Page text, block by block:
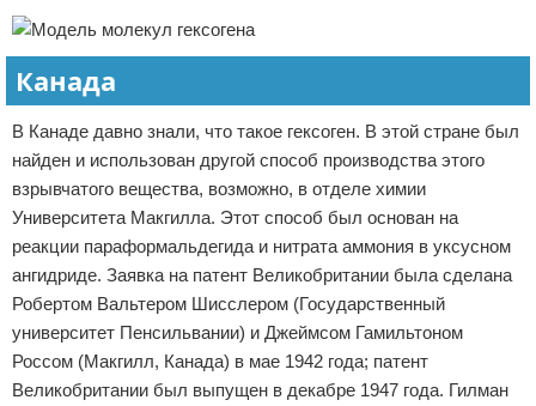
Канада
В Канаде давно знали, что такое гексоген. В этой стране был
найден и использован другой способ производства этого
взрывчатого вещества, возможно, в отделе химии
Университета Макгилла. Этот способ был основан на
реакции параформальдегида и нитрата аммония в уксусном
ангидриде. Заявка на патент Великобритании была сделана
Робертом Вальтером Шисслером (Государственный
университет Пенсильвании) и Джеймсом Гамильтоном
Россом (Макгилл, Канада) в мае 1942 года; патент
Великобритании был выпущен в декабре 1947 года. Гилман